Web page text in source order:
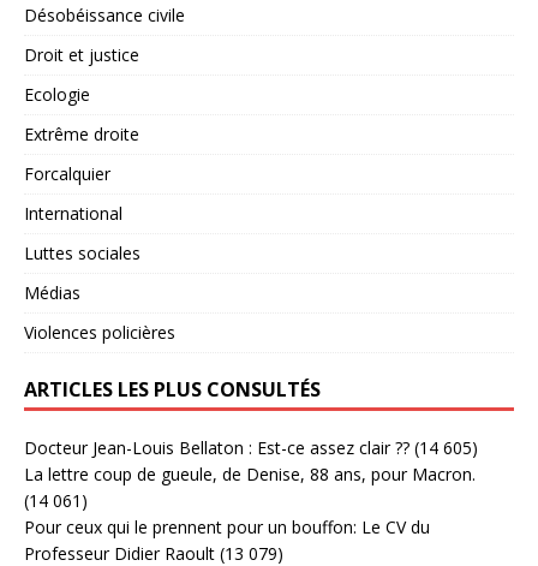
Désobéissance civile
Droit et justice
Ecologie
Extrême droite
Forcalquier
International
Luttes sociales
Médias
Violences policières
ARTICLES LES PLUS CONSULTÉS
Docteur Jean-Louis Bellaton : Est-ce assez clair ?? (14 605)
La lettre coup de gueule, de Denise, 88 ans, pour Macron.
(14 061)
Pour ceux qui le prennent pour un bouffon: Le CV du
Professeur Didier Raoult (13 079)